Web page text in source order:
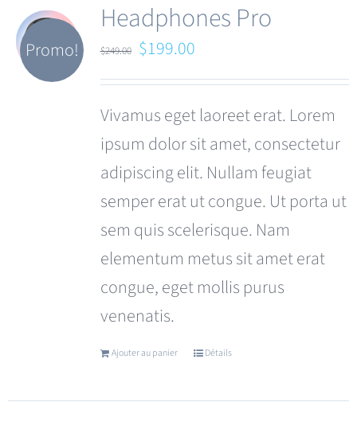
Promo!
Headphones Pro
$249.00 Le
prix
était :
$249.00.
$199.00Le
prix
actuel
est :
$199.00.
Vivamus eget laoreet erat. Lorem
ipsum dolor sit amet, consectetur
adipiscing elit. Nullam feugiat
semper erat ut congue. Ut porta ut
sem quis scelerisque. Nam
elementum metus sit amet erat
congue, eget mollis purus
venenatis.
Ajouter au panier Détails